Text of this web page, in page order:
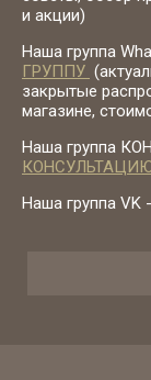
и акции)
Наша группа
ГРУППУ
закрытые
магазине,
Наша группа
Наша группа VK -